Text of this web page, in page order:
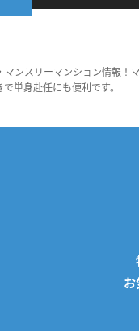
ンスリーマンション情報
単身赴任にも便利です。